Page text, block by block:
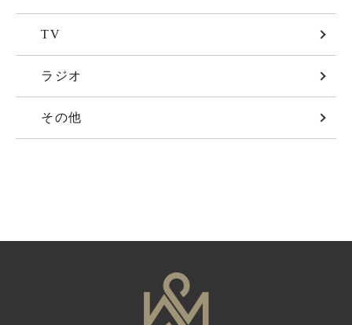
TV
ラジオ
その他